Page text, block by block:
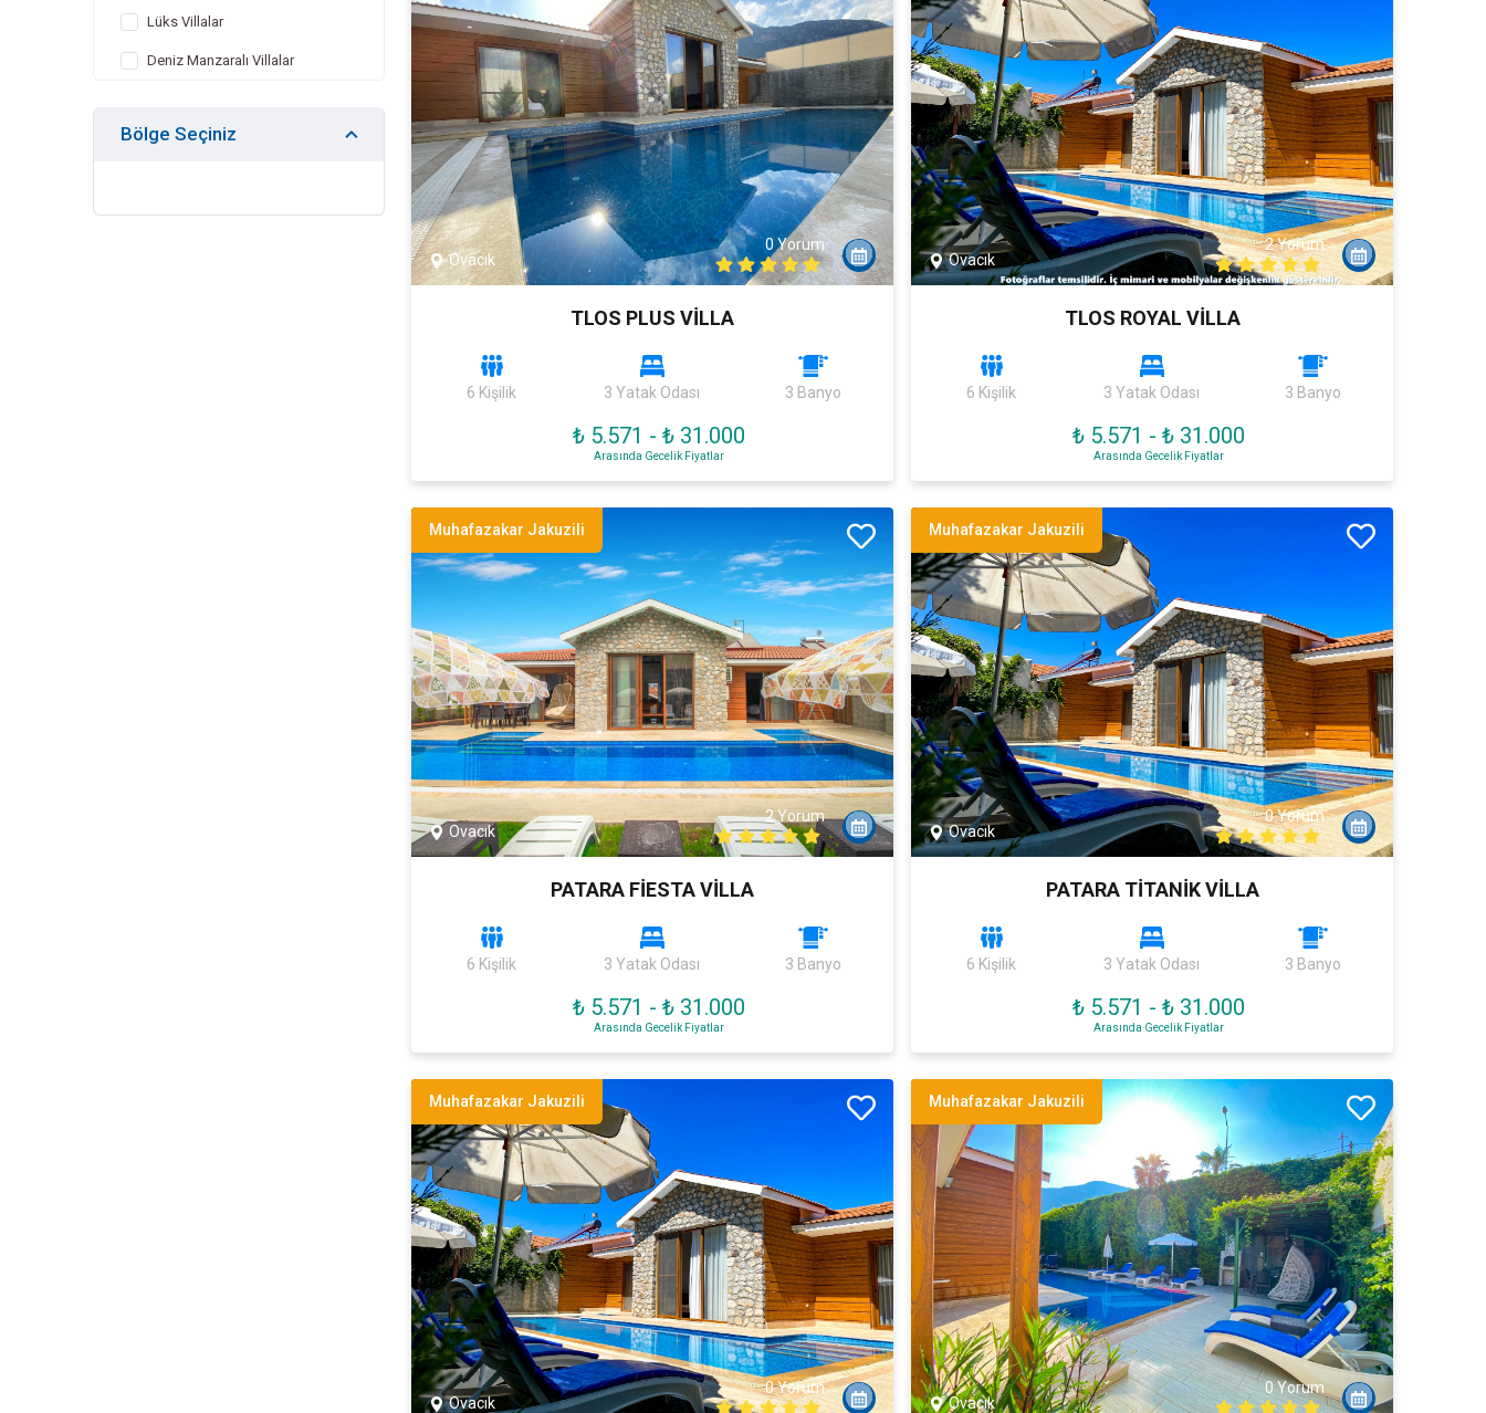
Lüks Villalar
Deniz Manzaralı Villalar
Kapalı Havuzlu Villalar
Isıtmalı Havuzlu Villalar
Bölge Seçiniz
Ovacık
0 Yorum
TLOS PLUS VİLLA
6 Kişilik 3 Yatak Odası 3 Banyo
₺ 5.571 - ₺ 31.000
Arasında Gecelik Fiyatlar
Ovacık
2 Yorum
TLOS ROYAL VİLLA
6 Kişilik 3 Yatak Odası 3 Banyo
₺ 5.571 - ₺ 31.000
Arasında Gecelik Fiyatlar
Muhafazakar Jakuzili
Ovacık
2 Yorum
PATARA FİESTA VİLLA
6 Kişilik 3 Yatak Odası 3 Banyo
₺ 5.571 - ₺ 31.000
Arasında Gecelik Fiyatlar
Muhafazakar Jakuzili
Ovacık
0 Yorum
PATARA TİTANİK VİLLA
6 Kişilik 3 Yatak Odası 3 Banyo
₺ 5.571 - ₺ 31.000
Arasında Gecelik Fiyatlar
Muhafazakar Jakuzili
Ovacık
0 Yorum
Muhafazakar Jakuzili
Ovacık
0 Yorum